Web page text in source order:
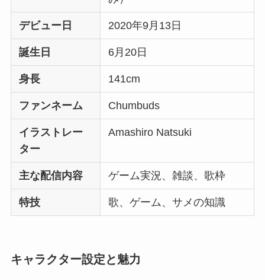
デビュー日 2020年9月13日
誕生日 6月20日
身長 141cm
ファンネーム Chumbuds
イラストレー
ター
Amashiro Natsuki
主な配信内容 ゲーム実況、雑談、歌枠
特技 歌、ゲーム、サメの知識
キャラクター設定と魅力